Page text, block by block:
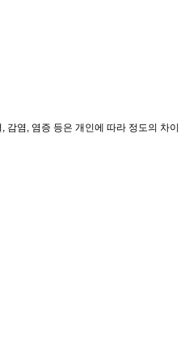
염, 염증 등은 개인에 따라 정도의 차이